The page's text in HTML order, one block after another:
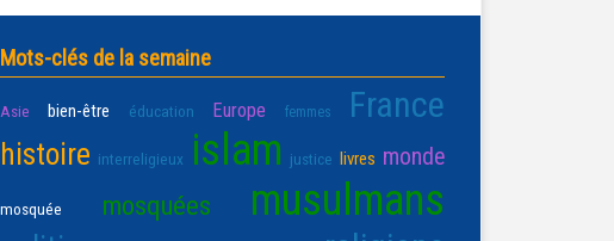
Mots-clés de la semaine
Asie bien-être éducation Europe femmes France
histoire interreligieux islam justice livres monde
mosquée mosquées musulmans